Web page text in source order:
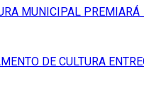
MUNICIPAL
DE CULTURA